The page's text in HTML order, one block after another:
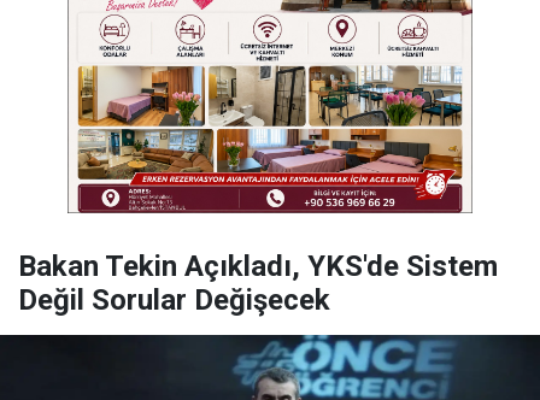
Bakan Tekin Açıkladı, YKS'de Sistem
Değil Sorular Değişecek